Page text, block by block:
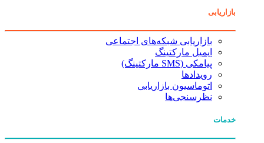
بازاریابی
بازاریابی شبکه‌های اجتماعی
ایمیل مارکتینگ
پیامکی (SMS مارکتینگ)
رویدادها
اتوماسیون بازاریابی
نظرسنجی‌ها
خدمات